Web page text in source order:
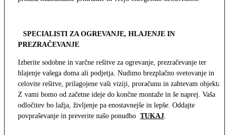
SPECIALISTI ZA OGREVANJE, HLAJENJE IN
PREZRAČEVANJE
Izberite sodobne in varčne rešitve za ogrevanje, prezračevanje ter
hlajenje vašega doma ali podjetja. Nudimo brezplačno svetovanje in
celovite rešitve, prilagojene vaši viziji, proračunu in zahtevam objekta.
Z vami bomo od začetne ideje do končne montaže in še naprej. Vaša
odločitev bo lažja, življenje pa enostavnejše in lepše. Oddajte
povpraševanje in preverite našo ponudbo TUKAJ.